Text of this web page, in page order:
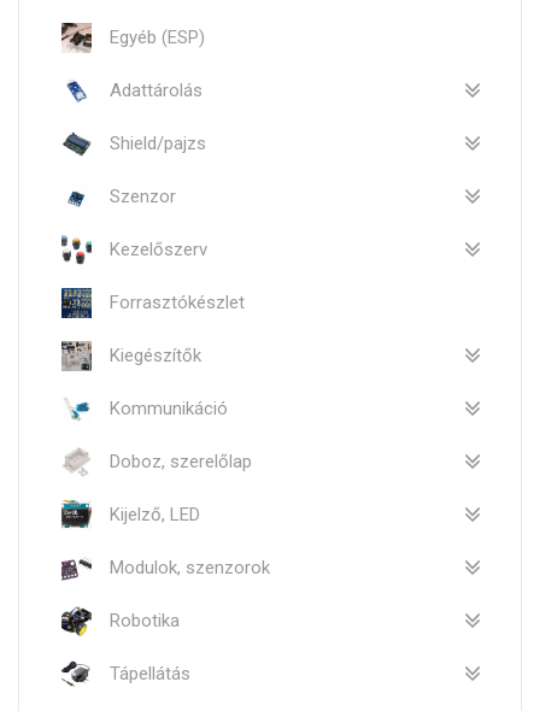
Egyéb (ESP)
Adattárolás
Shield/pajzs
Szenzor
Kezelőszerv
Forrasztókészlet
Kiegészítők
Kommunikáció
Doboz, szerelőlap
Kijelző, LED
Modulok, szenzorok
Robotika
Tápellátás